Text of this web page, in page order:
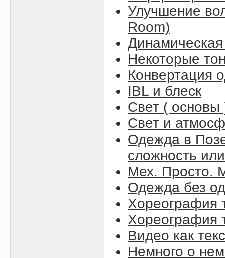
Улучшение
Room)
Некоторые
Конвертация
IBL и блеск
Свет ( основы
Свет и
Одежда в
сложность
Мех. Просто.
Одежда без
Хореография
Хореография
Видео как
Немного о